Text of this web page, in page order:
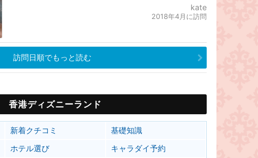
kate
2018年4月に訪問
訪問日順でもっと読む
香港ディズニーランド
新着クチコミ
基礎知識
ホテル選び
キャラダイ予約